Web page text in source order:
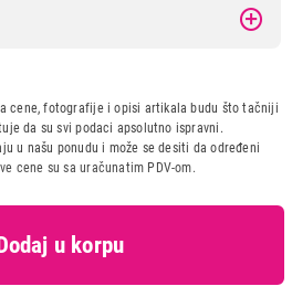
TASTATURA
ASBIS DOO / PC CENTAR
DOO
Kina
Zagarantovana sva prava
zaštiti potrošača
cene, fotografije i opisi artikala budu što tačniji
da su svi podaci apsolutno ispravni.
u našu ponudu i može se desiti da određeni
cene su sa uračunatim PDV-om.
u korpu
u korpu.